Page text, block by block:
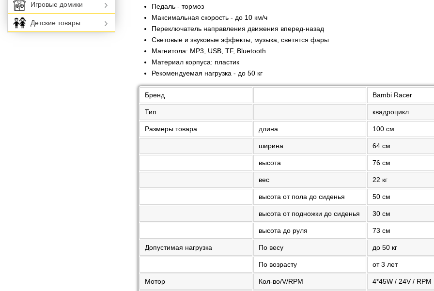
Педаль - тормоз
Максимальная скорость - до 10 км/ч
Переключатель направления движения вперед-назад
Световые и звуковые эффекты, музыка, светятся фары
Магнитола: MP3, USB, TF, Bluetooth
Материал корпуса: пластик
Рекомендуемая нагрузка - до 50 кг
Бренд Bambi Racer
Тип квадроцикл
Размеры товара длина 100 см
ширина 64 см
высота 76 см
вес 22 кг
высота от пола до сиденья 50 см
высота от подножки до сиденья 30 cм
высота до руля 73 см
Допустимая нагрузка По весу до 50 кг
По возрасту от 3 лет
Мотор Кол-во/V/RPM 4*45W / 24V / RPM
Игровые домики
Детские товары